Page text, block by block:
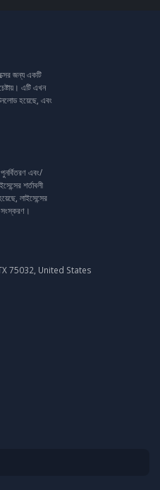
জন্য একটি
এটি এখন
হয়েছে, এবং
এবং/
শর্তাবলী
লাইসেন্সের
সংস্করণ।
75032, United States